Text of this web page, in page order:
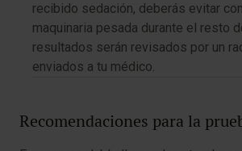
recibido sedación, deberás evitar
maquinaria pesada durante el resto
resultados serán revisados por un
enviados a tu médico.
Recomendaciones para la